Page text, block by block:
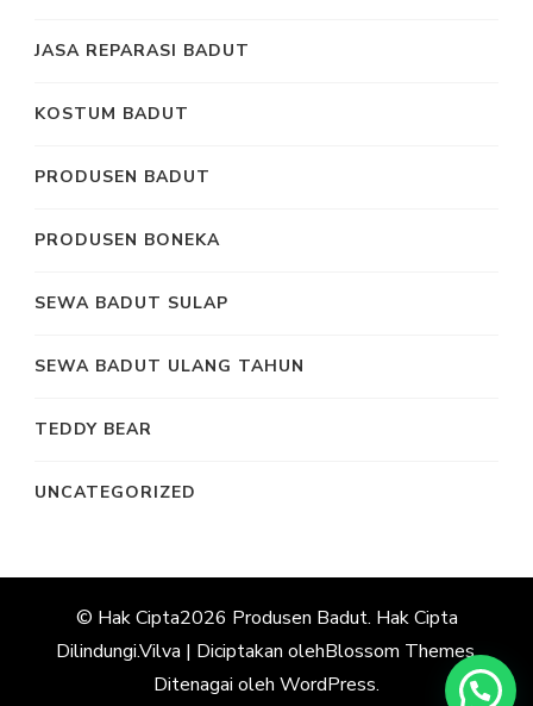
JASA REPARASI BADUT
KOSTUM BADUT
PRODUSEN BADUT
PRODUSEN BONEKA
SEWA BADUT SULAP
SEWA BADUT ULANG TAHUN
TEDDY BEAR
UNCATEGORIZED
© Hak Cipta2026 Produsen Badut. Hak Cipta
Dilindungi.Vilva | Diciptakan olehBlossom Themes.
Ditenagai oleh WordPress.